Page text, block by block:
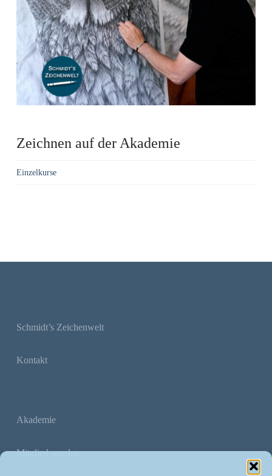
Zeichnen auf der Akademie
Einzelkurse
Schmidt’s Zeichenwelt
Kontakt
Akademie
Mitglied werden